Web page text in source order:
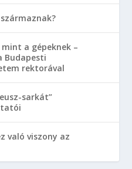
a gépeknek –
Budapesti
rektorával
sarkát”
való viszony az